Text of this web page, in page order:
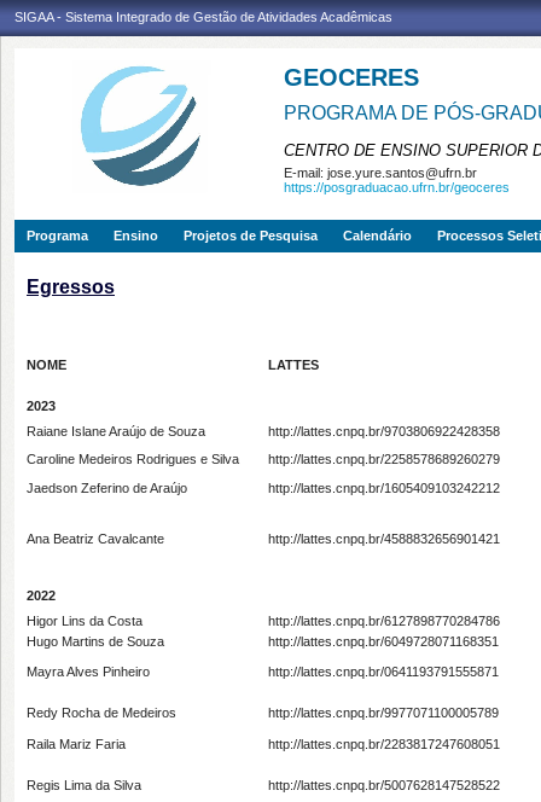
SIGAA - Sistema Integrado de Gestão de Atividades Acadêmicas
GEOCERES
PROGRAMA DE PÓS-
CENTRO DE ENSINO SUPERIOR
E-mail: jose.yure.santos@ufrn.br
https://posgraduacao.ufrn.br/geoceres
Programa Ensino Projetos de Pesquisa Calendário Processos
Egressos
NOME LATTES
2023
Raiane Islane Araújo de Souza
http://lattes.cnpq.br/9703806922428358
Caroline Medeiros Rodrigues e Silva
http://lattes.cnpq.br/2258578689260279
Jaedson Zeferino de Araújo
http://lattes.cnpq.br/1605409103242212
Ana Beatriz Cavalcante http://lattes.cnpq.br/4588832656901421
2022
Higor Lins da Costa
http://lattes.cnpq.br/6127898770284786
Hugo Martins de Souza
http://lattes.cnpq.br/6049728071168351
Mayra Alves Pinheiro http://lattes.cnpq.br/0641193791555871
Redy Rocha de Medeiros http://lattes.cnpq.br/9977071100005789
Raila Mariz Faria http://lattes.cnpq.br/2283817247608051
Regis Lima da Silva http://lattes.cnpq.br/5007628147528522